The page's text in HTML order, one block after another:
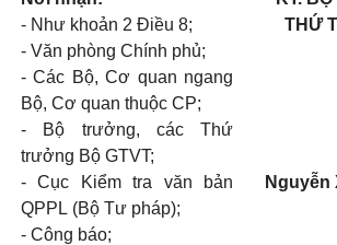
- Như khoản 2 Điều 8;
- Văn phòng Chính phủ;
- Các Bộ, Cơ quan ngang
Bộ, Cơ quan thuộc CP;
- Bộ trưởng, các Thứ
trưởng Bộ GTVT;
- Cục Kiểm tra văn bản
QPPL (Bộ Tư pháp);
- Công báo;
THỨ
Nguyễn